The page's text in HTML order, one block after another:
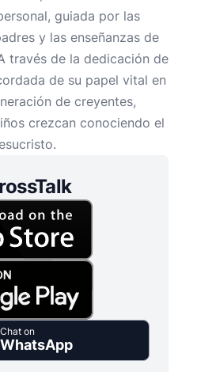
guiada por las
y las enseñanzas de
través de la dedicación de
de su papel vital en
de creyentes,
crezcan conociendo el
Chat on
WhatsApp